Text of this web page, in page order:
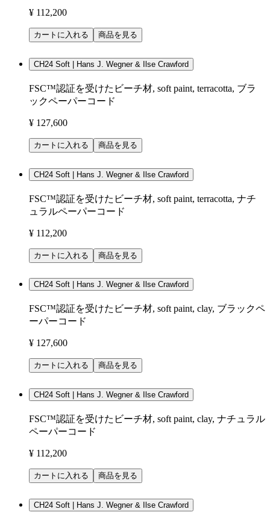
¥ 112,200
カートに入れる 商品を見る
CH24 Soft | Hans J. Wegner & Ilse Crawford
FSC™認証を受けたビーチ材, soft paint, terracotta, ブラ
ックペーパーコード
¥ 127,600
カートに入れる 商品を見る
CH24 Soft | Hans J. Wegner & Ilse Crawford
FSC™認証を受けたビーチ材, soft paint, terracotta, ナチ
ュラルペーパーコード
¥ 112,200
カートに入れる 商品を見る
CH24 Soft | Hans J. Wegner & Ilse Crawford
FSC™認証を受けたビーチ材, soft paint, clay, ブラックペ
ーパーコード
¥ 127,600
カートに入れる 商品を見る
CH24 Soft | Hans J. Wegner & Ilse Crawford
FSC™認証を受けたビーチ材, soft paint, clay, ナチュラル
ペーパーコード
¥ 112,200
カートに入れる 商品を見る
CH24 Soft | Hans J. Wegner & Ilse Crawford